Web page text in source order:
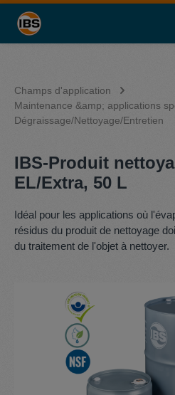
principal
Champs d'application
Maintenance &amp; applications
Dégraissage/Nettoyage/Entretien
IBS-Produit
EL/Extra, 50 L
Idéal pour les applications où
résidus du produit de nettoyage
du traitement de l'objet à nettoyer.
Ignorer la galerie d'images